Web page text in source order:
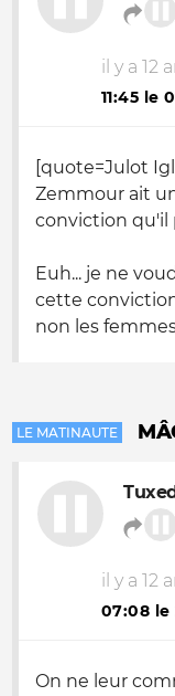
il y a 12
11:45 le
[quote=Julot
Zemmour ait
conviction qu'il
Euh... je ne
cette
non les
LE MATINAUTE
il y a 12
07:08 le
On ne leur